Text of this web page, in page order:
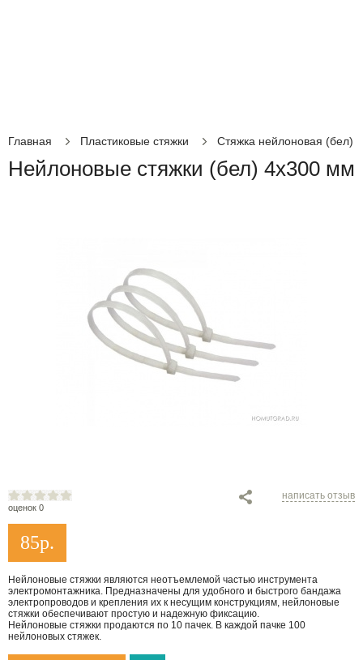
Главная Пластиковые стяжки Стяжка нейлоновая (бел)
Нейлоновые стяжки (бел) 4х300 мм
оценок 0
написать отзыв
85р.
Нейлоновые стяжки являются неотъемлемой частью инструмента
электромонтажника. Предназначены для удобного и быстрого бандажа
электропроводов и крепления их к несущим конструкциям, нейлоновые
стяжки обеспечивают простую и надежную фиксацию.
Нейлоновые стяжки продаются по 10 пачек. В каждой пачке 100
нейлоновых стяжек.